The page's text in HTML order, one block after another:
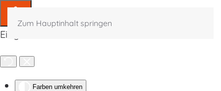
Eingabehilfen öffnen
Farben umkehren
Zum Hauptinhalt springen